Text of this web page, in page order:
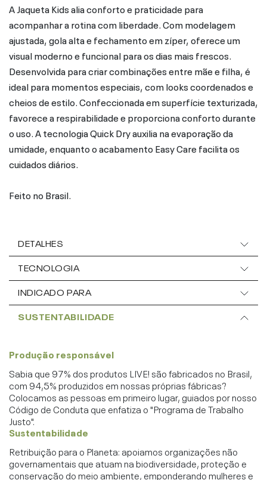
A Jaqueta Kids alia conforto e praticidade para
acompanhar a rotina com liberdade. Com modelagem
ajustada, gola alta e fechamento em zíper, oferece um
visual moderno e funcional para os dias mais frescos.
Desenvolvida para criar combinações entre mãe e filha, é
ideal para momentos especiais, com looks coordenados e
cheios de estilo. Confeccionada em superfície texturizada,
favorece a respirabilidade e proporciona conforto durante
o uso. A tecnologia Quick Dry auxilia na evaporação da
umidade, enquanto o acabamento Easy Care facilita os
cuidados diários.
Feito no Brasil.
DETALHES
TECNOLOGIA
INDICADO PARA
SUSTENTABILIDADE
Produção responsável
Sabia que 97% dos produtos LIVE! são fabricados no Brasil,
com 94,5% produzidos em nossas próprias fábricas?
Colocamos as pessoas em primeiro lugar, guiados por nosso
Código de Conduta que enfatiza o "Programa de Trabalho
Justo".
Sustentabilidade
Retribuição para o Planeta: apoiamos organizações não
governamentais que atuam na biodiversidade, proteção e
conservação do meio ambiente, emponderando mulheres e